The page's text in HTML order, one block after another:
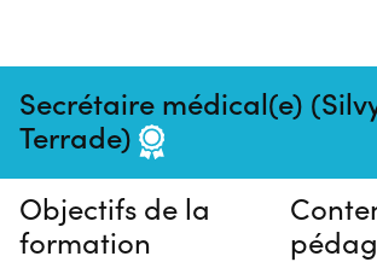
Secrétaire médical(e)
Terrade)
Pas de session
ce moment
Objectifs de la
formation